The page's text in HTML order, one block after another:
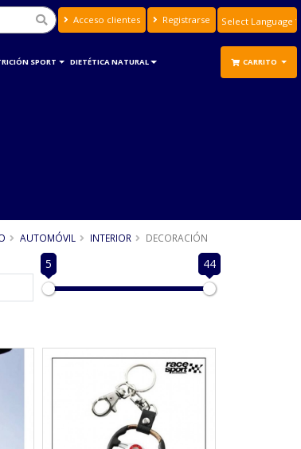
Acceso clientes Registrarse
Translate
SPORT DIETÉTICA NATURAL CARRITO
AUTOMÓVIL INTERIOR DECORACIÓN
5 44